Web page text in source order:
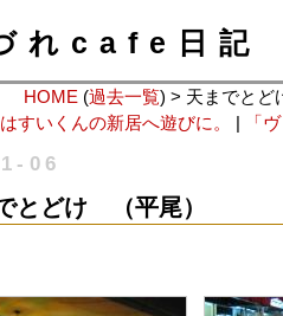
れcafe日記
HOME (過去一覧) > 天までと
すいくんの新居へ遊びに。
「
06
とどけ （平尾）